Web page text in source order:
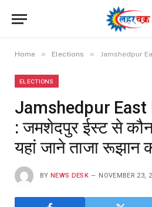
Home » Elections » Jamshedpur East Results LIVE :
ELECTIONS
Jamshedpur East
: जमशेदपुर ईस्ट से
यहां जाने ताजा
BY NEWS DESK NOVEMBER 23,